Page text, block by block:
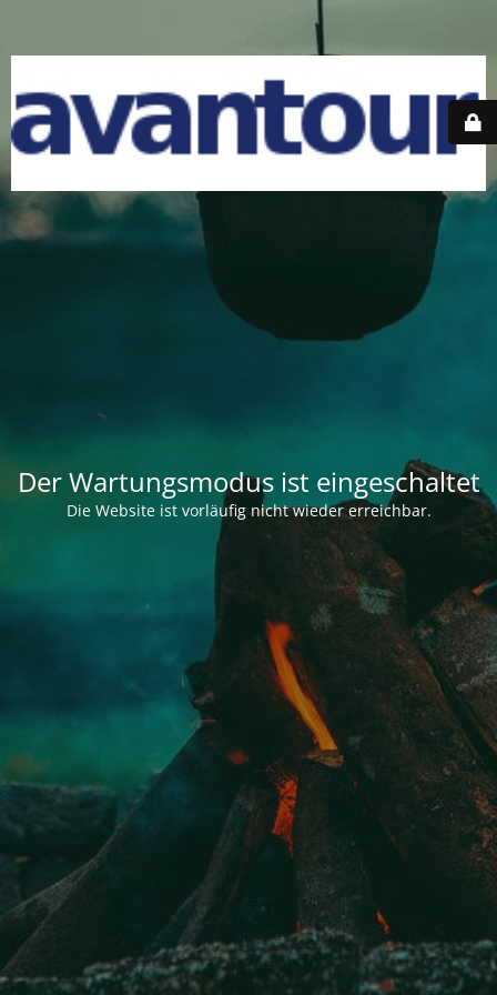
Der Wartungsmodus ist eingeschaltet
Die Website ist vorläufig nicht wieder erreichbar.